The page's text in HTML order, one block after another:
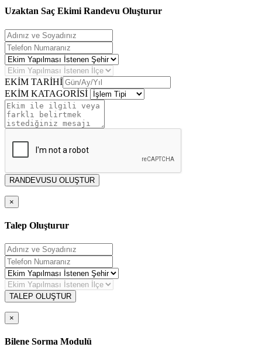
Uzaktan Saç Ekimi Randevu Oluşturur
EKİM TARİHİ
EKİM KATAGORİSİ
RANDEVUSU OLUŞTUR
×
Talep Oluşturur
TALEP OLUŞTUR
×
Bilene Sorma Modulü